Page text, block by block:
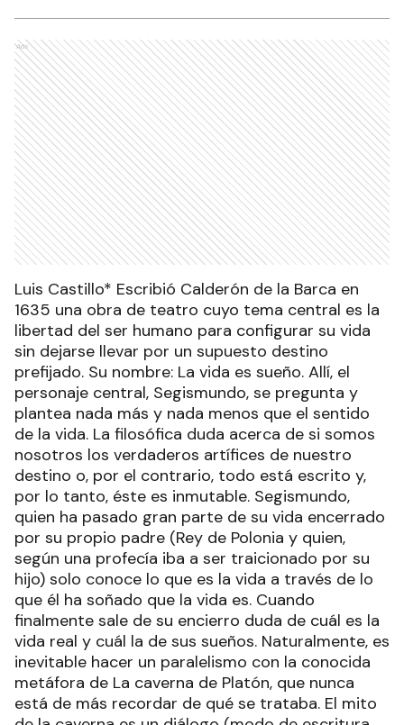
Ads
Luis Castillo* Escribió Calderón de la Barca en
1635 una obra de teatro cuyo tema central es la
libertad del ser humano para configurar su vida
sin dejarse llevar por un supuesto destino
prefijado. Su nombre: La vida es sueño. Allí, el
personaje central, Segismundo, se pregunta y
plantea nada más y nada menos que el sentido
de la vida. La filosófica duda acerca de si somos
nosotros los verdaderos artífices de nuestro
destino o, por el contrario, todo está escrito y,
por lo tanto, éste es inmutable. Segismundo,
quien ha pasado gran parte de su vida encerrado
por su propio padre (Rey de Polonia y quien,
según una profecía iba a ser traicionado por su
hijo) solo conoce lo que es la vida a través de lo
que él ha soñado que la vida es. Cuando
finalmente sale de su encierro duda de cuál es la
vida real y cuál la de sus sueños. Naturalmente, es
inevitable hacer un paralelismo con la conocida
metáfora de La caverna de Platón, que nunca
está de más recordar de qué se trataba. El mito